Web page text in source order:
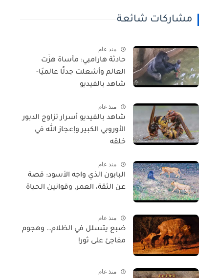
مشاركات شائعة
منذ عام
حادثة هارامبي: مأساة هزّت
العالم وأشعلت جدلًا عالميًا-
شاهد بالفيديو
منذ عام
شاهد بالفيديو أسرار تزاوج الدبور
الأوروبي الكبير وإعجاز الله في
خلقه
منذ عام
البابون الذي واجه الأسود: قصة
عن الثقة، العمر، وقوانين الحياة
منذ عام
ضبع يتسلل في الظلام… وهجوم
مفاجئ على ثور!
منذ عام